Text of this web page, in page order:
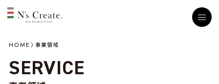
ＨＯＭＥ 事業領域
SERVICE